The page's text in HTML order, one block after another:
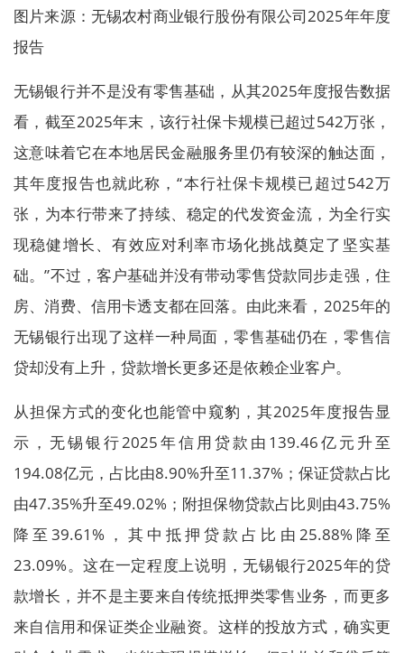
图片来源：无锡农村商业银行股份有限公司2025年年度
报告
无锡银行并不是没有零售基础，从其2025年度报告数据
看，截至2025年末，该行社保卡规模已超过542万张，
这意味着它在本地居民金融服务里仍有较深的触达面，
其年度报告也就此称，“本行社保卡规模已超过542万
张，为本行带来了持续、稳定的代发资金流，为全行实
现稳健增长、有效应对利率市场化挑战奠定了坚实基
础。”不过，客户基础并没有带动零售贷款同步走强，住
房、消费、信用卡透支都在回落。由此来看，2025年的
无锡银行出现了这样一种局面，零售基础仍在，零售信
贷却没有上升，贷款增长更多还是依赖企业客户。
从担保方式的变化也能管中窥豹，其2025年度报告显
示，无锡银行2025年信用贷款由139.46亿元升至
194.08亿元，占比由8.90%升至11.37%；保证贷款占比
由47.35%升至49.02%；附担保物贷款占比则由43.75%
降至39.61%，其中抵押贷款占比由25.88%降至
23.09%。这在一定程度上说明，无锡银行2025年的贷
款增长，并不是主要来自传统抵押类零售业务，而更多
来自信用和保证类企业融资。这样的投放方式，确实更